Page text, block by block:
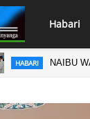
Habari
HABARI NAIBU